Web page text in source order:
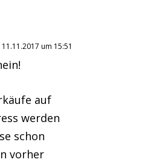
11.11.2017 um 15:51
auf
werden
schon
vorher